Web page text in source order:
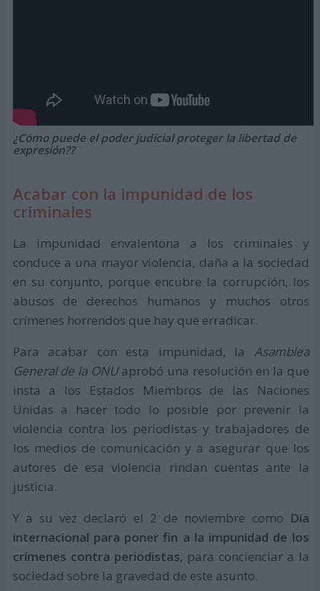
¿Cómo puede el poder judicial proteger la libertad de
expresión??
Acabar con la impunidad de los
criminales
La impunidad envalentona a los criminales y
conduce a una mayor violencia, daña a la sociedad
en su conjunto, porque encubre la corrupción, los
abusos de derechos humanos y muchos otros
crímenes horrendos que hay que erradicar.
Para acabar con esta impunidad, la Asamblea
General de la ONUaprobó una resolución en la que
insta a los Estados Miembros de las Naciones
Unidas a hacer todo lo posible por prevenir la
violencia contra los periodistas y trabajadores de
los medios de comunicación y a asegurar que los
autores de esa violencia rindan cuentas ante la
justicia.
Y a su vez declaró el 2 de noviembre como Día
internacional para poner fin a la impunidad de los
crímenes contra periodistas, para concienciar a la
sociedad sobre la gravedad de este asunto.